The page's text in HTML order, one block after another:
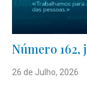
Número 162,
26 de Julho, 2026